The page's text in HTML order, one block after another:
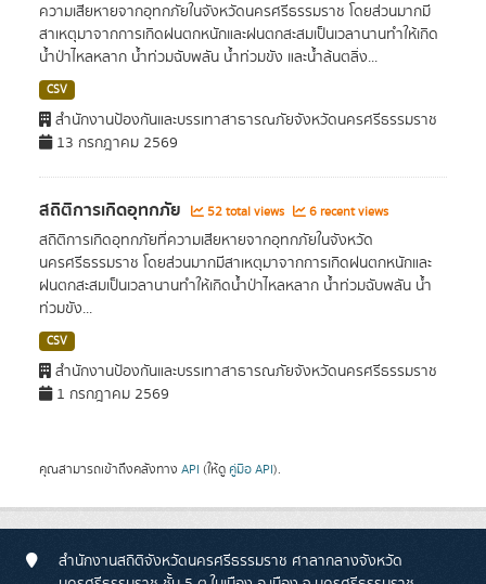
ความเสียหายจากอุทกภัยในจังหวัดนครศรีธรรมราช โดยส่วนมากมี
สาเหตุมาจากการเกิดฝนตกหนักและฝนตกสะสมเป็นเวลานานทำให้เกิด
น้ำป่าไหลหลาก น้ำท่วมฉับพลัน น้ำท่วมขัง และน้ำล้นตลิ่ง...
CSV
สำนักงานป้องกันและบรรเทาสาธารณภัยจังหวัดนครศรีธรรมราช
13 กรกฎาคม 2569
สถิติการเกิดอุทกภัย 52 total views 6 recent views
สถิติการเกิดอุทกภัยที่ความเสียหายจากอุทกภัยในจังหวัด
นครศรีธรรมราช โดยส่วนมากมีสาเหตุมาจากการเกิดฝนตกหนักและ
ฝนตกสะสมเป็นเวลานานทำให้เกิดน้ำป่าไหลหลาก น้ำท่วมฉับพลัน น้ำ
ท่วมขัง...
CSV
สำนักงานป้องกันและบรรเทาสาธารณภัยจังหวัดนครศรีธรรมราช
1 กรกฎาคม 2569
คุณสามารถเข้าถึงคลังทาง API (ให้ดู คู่มือ API).
สำนักงานสถิติจังหวัดนครศรีธรรมราช ศาลากลางจังหวัด